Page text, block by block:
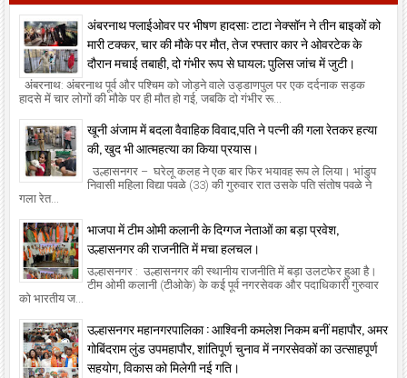
अंबरनाथ फ्लाईओवर पर भीषण हादसा: टाटा नेक्सॉन ने तीन बाइकों को
मारी टक्कर, चार की मौके पर मौत, तेज रफ्तार कार ने ओवरटेक के
दौरान मचाई तबाही, दो गंभीर रूप से घायल; पुलिस जांच में जुटी।
अंबरनाथ: अंबरनाथ पूर्व और पश्चिम को जोड़ने वाले उड्डाणपुल पर एक दर्दनाक सड़क
हादसे में चार लोगों की मौके पर ही मौत हो गई, जबकि दो गंभीर रू...
खूनी अंजाम में बदला वैवाहिक विवाद,पति ने पत्नी की गला रेतकर हत्या
की, खुद भी आत्महत्या का किया प्रयास।
उल्हासनगर – घरेलू कलह ने एक बार फिर भयावह रूप ले लिया। भांडुप
निवासी महिला विद्या पवळे (33) की गुरुवार रात उसके पति संतोष पवळे ने
गला रेत...
भाजपा में टीम ओमी कलानी के दिग्गज नेताओं का बड़ा प्रवेश,
उल्हासनगर की राजनीति में मचा हलचल।
उल्हासनगर : उल्हासनगर की स्थानीय राजनीति में बड़ा उलटफेर हुआ है।
टीम ओमी कलानी (टीओके) के कई पूर्व नगरसेवक और पदाधिकारी गुरुवार
को भारतीय ज...
उल्हासनगर महानगरपालिका : आश्विनी कमलेश निकम बनीं महापौर, अमर
गोबिंदराम लुंड उपमहापौर, शांतिपूर्ण चुनाव में नगरसेवकों का उत्साहपूर्ण
सहयोग, विकास को मिलेगी नई गति।